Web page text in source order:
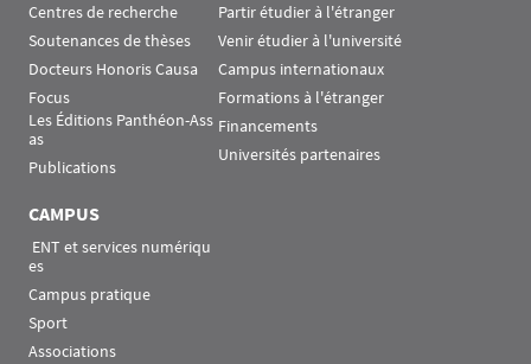
Centres de recherche
Soutenances de thèses
Docteurs Honoris Causa
Focus
Les Éditions Panthéon-Ass
as
Publications
Partir étudier à l'étranger
Venir étudier à l'université
Campus internationaux
Formations à l'étranger
Financements
Universités partenaires
CAMPUS
es
Campus pratique
Sport
Associations